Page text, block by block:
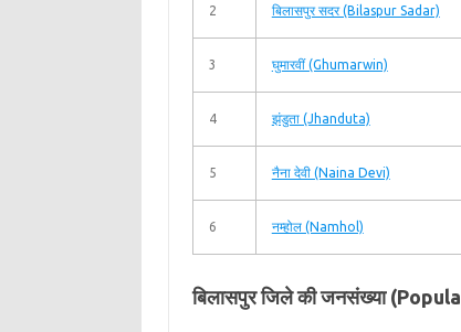
2 बिलासपुर सदर (Bilaspur Sadar)
3 घुमारवीं (Ghumarwin)
4 झंडुता (Jhanduta)
5 नैना देवी (Naina Devi)
6 नम्होल (Namhol)
बिलासपुर जिले की जनसंख्या